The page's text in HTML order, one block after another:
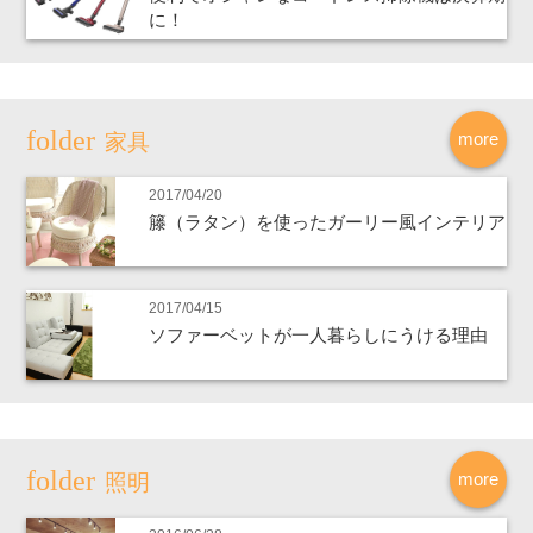
に！
more
家具
2017/04/20
籐（ラタン）を使ったガーリー風インテリア
2017/04/15
ソファーベットが一人暮らしにうける理由
more
照明